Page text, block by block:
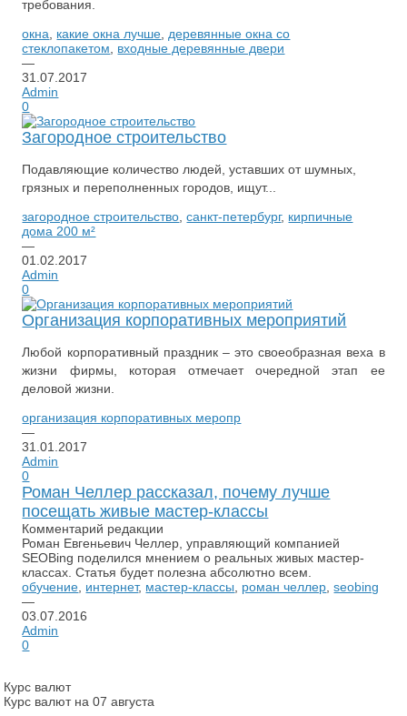
требования.
окна
какие окна лучше деревянные окна со
стеклопакетом
входные деревянные двери
—
31.07.2017
Admin
0
Загородное строительство
Подавляющие количество людей, уставших от шумных,
грязных и переполненных городов, ищут...
загородное строительство ,санкт-петербург, кирпичные
дома 200 м²
—
01.02.2017
Admin
0
Организация корпоративных мероприятий
Любой корпоративный праздник – это своеобразная веха в
жизни фирмы, которая отмечает очередной этап ее
деловой жизни.
организация корпоративных меропр
—
31.01.2017
Admin
0
Роман Челлер рассказал, почему лучше
посещать живые мастер-классы
Комментарий редакции
Роман Евгеньевич Челлер, управляющий компанией
SEOBing поделился мнением о реальных живых мастер-
классах. Статья будет полезна абсолютно всем.
обучение интернет, мастер-классы роман челлер ,seobing
—
03.07.2016
Admin
0
Курс валют
Курс валют на 07 августа